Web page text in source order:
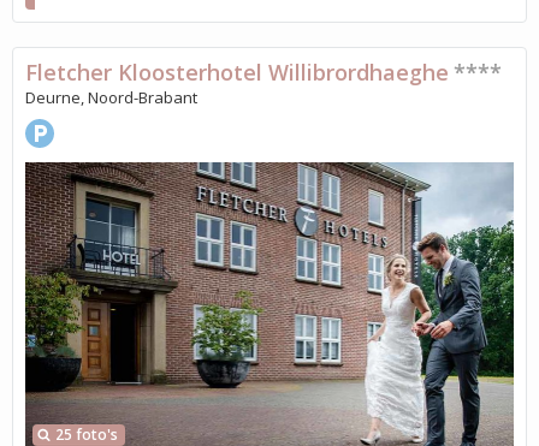
25 foto's
Fletcher Kloosterhotel Willibrordhaeghe ****
Deurne, Noord-Brabant